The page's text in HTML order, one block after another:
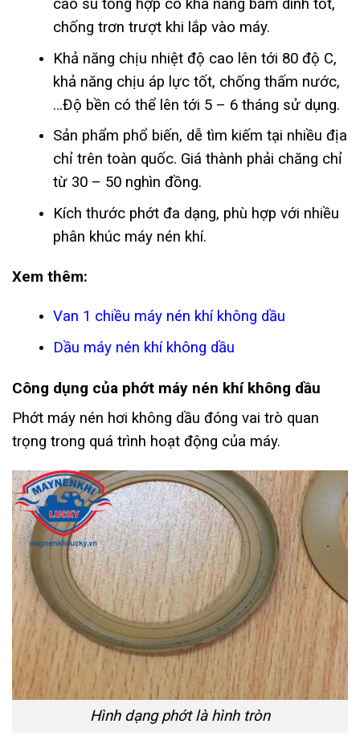
cao su tổng hợp có khả năng bám dính tốt,
chống trơn trượt khi lắp vào máy.
Khả năng chịu nhiệt độ cao lên tới 80 độ C,
khả năng chịu áp lực tốt, chống thấm nước,
…Độ bền có thể lên tới 5 – 6 tháng sử dụng.
Sản phẩm phổ biến, dễ tìm kiếm tại nhiều địa
chỉ trên toàn quốc. Giá thành phải chăng chỉ
từ 30 – 50 nghìn đồng.
Kích thước phớt đa dạng, phù hợp với nhiều
phân khúc máy nén khí.
Xem thêm:
Van 1 chiều máy nén khí không dầu
Dầu máy nén khí không dầu
Công dụng của phớt máy nén khí không dầu
Phớt máy nén hơi không dầu đóng vai trò quan
trọng trong quá trình hoạt động của máy.
Hình dạng phớt là hình tròn